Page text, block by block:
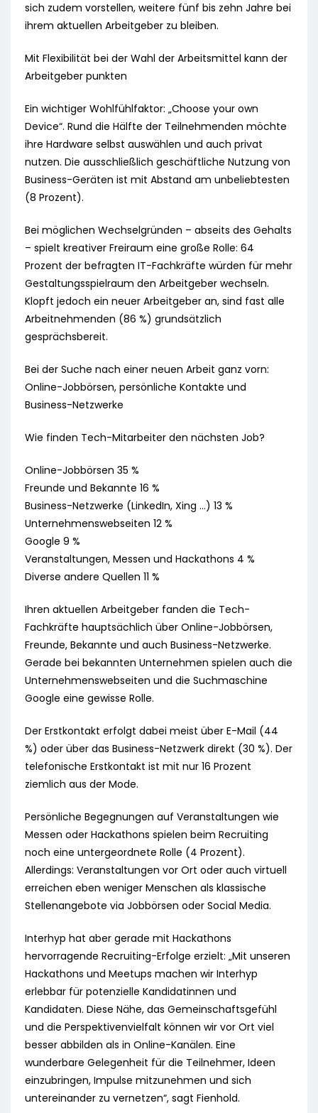
sich zudem vorstellen, weitere fünf bis zehn Jahre bei
ihrem aktuellen Arbeitgeber zu bleiben.
Mit Flexibilität bei der Wahl der Arbeitsmittel kann der
Arbeitgeber punkten
Ein wichtiger Wohlfühlfaktor: „Choose your own
Device“. Rund die Hälfte der Teilnehmenden möchte
ihre Hardware selbst auswählen und auch privat
nutzen. Die ausschließlich geschäftliche Nutzung von
Business-Geräten ist mit Abstand am unbeliebtesten
(8 Prozent).
Bei möglichen Wechselgründen – abseits des Gehalts
– spielt kreativer Freiraum eine große Rolle: 64
Prozent der befragten IT-Fachkräfte würden für mehr
Gestaltungsspielraum den Arbeitgeber wechseln.
Klopft jedoch ein neuer Arbeitgeber an, sind fast alle
Arbeitnehmenden (86 %) grundsätzlich
gesprächsbereit.
Bei der Suche nach einer neuen Arbeit ganz vorn:
Online-Jobbörsen, persönliche Kontakte und
Business-Netzwerke
Wie finden Tech-Mitarbeiter den nächsten Job?
Online-Jobbörsen 35 %
Freunde und Bekannte 16 %
Business-Netzwerke (LinkedIn, Xing …) 13 %
Unternehmenswebseiten 12 %
Google 9 %
Veranstaltungen, Messen und Hackathons 4 %
Diverse andere Quellen 11 %
Ihren aktuellen Arbeitgeber fanden die Tech-
Fachkräfte hauptsächlich über Online-Jobbörsen,
Freunde, Bekannte und auch Business-Netzwerke.
Gerade bei bekannten Unternehmen spielen auch die
Unternehmenswebseiten und die Suchmaschine
Google eine gewisse Rolle.
Der Erstkontakt erfolgt dabei meist über E-Mail (44
%) oder über das Business-Netzwerk direkt (30 %). Der
telefonische Erstkontakt ist mit nur 16 Prozent
ziemlich aus der Mode.
Persönliche Begegnungen auf Veranstaltungen wie
Messen oder Hackathons spielen beim Recruiting
noch eine untergeordnete Rolle (4 Prozent).
Allerdings: Veranstaltungen vor Ort oder auch virtuell
erreichen eben weniger Menschen als klassische
Stellenangebote via Jobbörsen oder Social Media.
Interhyp hat aber gerade mit Hackathons
hervorragende Recruiting-Erfolge erzielt: „Mit unseren
Hackathons und Meetups machen wir Interhyp
erlebbar für potenzielle Kandidatinnen und
Kandidaten. Diese Nähe, das Gemeinschaftsgefühl
und die Perspektivenvielfalt können wir vor Ort viel
besser abbilden als in Online-Kanälen. Eine
wunderbare Gelegenheit für die Teilnehmer, Ideen
einzubringen, Impulse mitzunehmen und sich
untereinander zu vernetzen“, sagt Fienhold.